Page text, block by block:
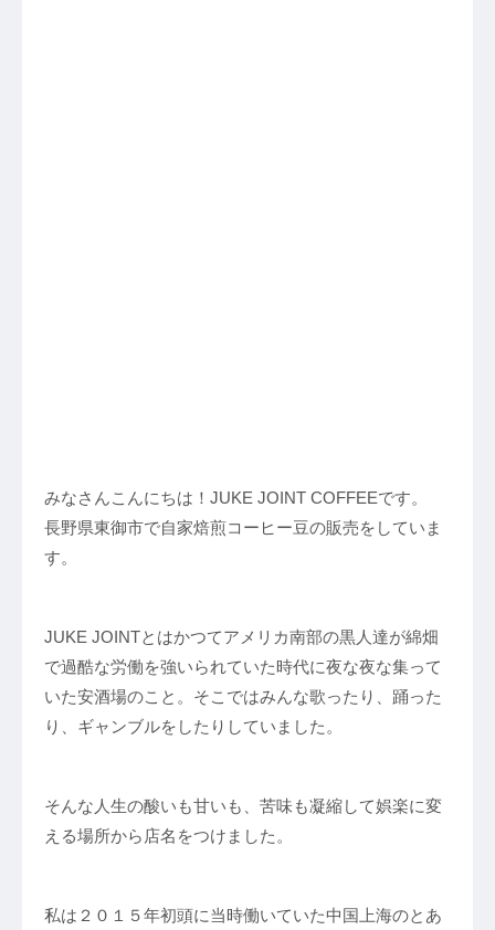
みなさんこんにちは！JUKE JOINT COFFEEです。
長野県東御市で自家焙煎コーヒー豆の販売をしていま
す。
JUKE JOINTとはかつてアメリカ南部の黒人達が綿畑
で過酷な労働を強いられていた時代に夜な夜な集って
いた安酒場のこと。そこではみんな歌ったり、踊った
り、ギャンブルをしたりしていました。
そんな人生の酸いも甘いも、苦味も凝縮して娯楽に変
える場所から店名をつけました。
私は２０１５年初頭に当時働いていた中国上海のとあ